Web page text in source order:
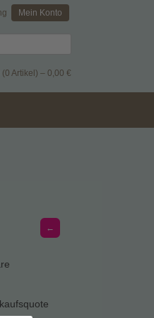
Mein Konto
Artikel) – 0,00 €
←